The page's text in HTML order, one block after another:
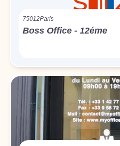
75012Paris
Boss Office - 12éme